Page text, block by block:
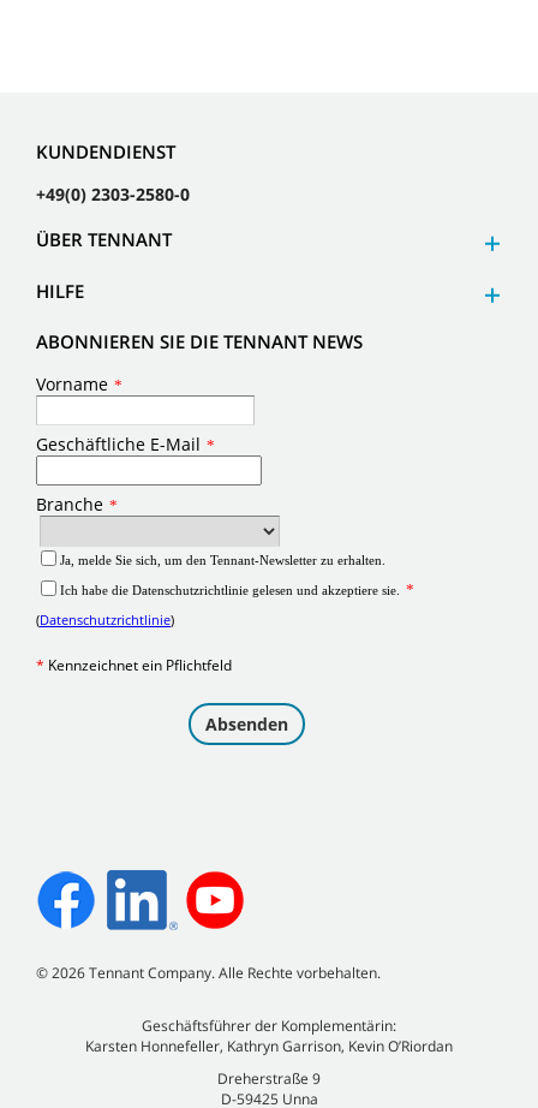
KUNDENDIENST
+49(0) 2303-2580-0
ÜBER TENNANT
HILFE
ABONNIEREN SIE DIE TENNANT NEWS
©2026Tennant Company. Alle Rechte vorbehalten.
Geschäftsführer der Komplementärin:
Karsten Honnefeller, Kathryn Garrison, Kevin O’Riordan
Dreherstraße 9
D-59425 Unna